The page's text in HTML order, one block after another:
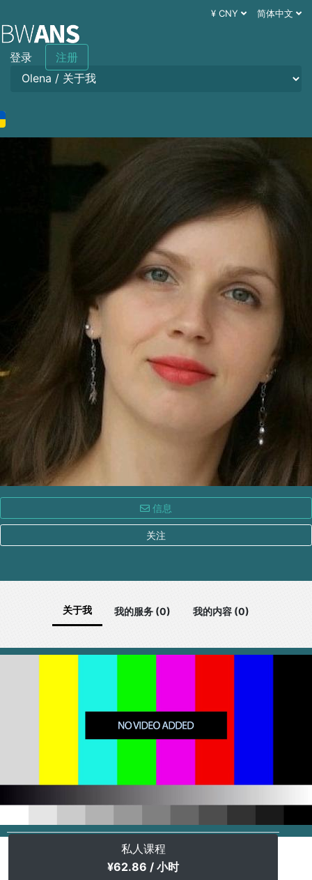
¥ CNY 简体中文
登录 注册
信息
关注
关于我 我的服务 (0) 我的内容 (0)
私人课程
¥62.86 / 小时